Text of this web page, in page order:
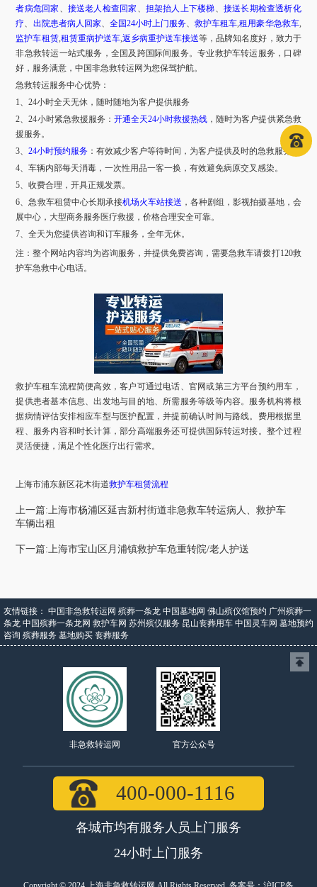
者病危回家 、 接送老人检查回家 、 担架抬人上下楼梯、 接送长期检查透析化
疗、 出院患者病人回家、 全国24小时上门服务、救护车租车,租用豪华急救车,
监护车租赁,租赁重病护送车,返乡病重护送车接送等，品牌知名度好，致力于
非急救转运一站式服务，全国及跨国际间服务。专业救护车转运服务，口碑
好，服务满意，中国非急救转运网为您保驾护航。
急救转运服务中心优势：
1、24小时全天无休，随时随地为客户提供服务
2、24小时紧急救援服务： 开通全天24小时救援热线 ，随时为客户提供紧急救
援服务。
3、24小时预约服务 ：有效减少客户等待时间，为客户提供及时的急救服务。
4、车辆内部每天消毒，一次性用品一客一换，有效避免病原交叉感染。
5、收费合理，开具正规发票。
6、急救车租赁中心长期承接机场火车站接送 ，各种剧组，影视拍摄基地，会
展中心，大型商务服务医疗救援，价格合理安全可靠。
7、全天为您提供咨询和订车服务，全年无休。
注：整个网站内容均为咨询服务，并提供免费咨询，需要急救车请拨打120救
护车急救中心电话。
救护车租车流程简便高效，客户可通过电话、官网或第三方平台预约用车，
提供患者基本信息、出发地与目的地、所需服务等级等内容。服务机构将根
据病情评估安排相应车型与医护配置，并提前确认时间与路线。费用根据里
程、服务内容和时长计算，部分高端服务还可提供国际转运对接。整个过程
灵活便捷，满足个性化医疗出行需求。
上海市浦东新区花木街道救护车租赁流程
上一篇:上海市杨浦区延吉新村街道非急救车转运病人、救护车
车辆出租
下一篇:上海市宝山区月浦镇救护车危重转院/老人护送
友情链接： 中国非急救转运网 殡葬一条龙 中国墓地网 佛山殡仪馆预约 广州殡葬一
条龙 中国殡葬一条龙网 救护车网 苏州殡仪服务 昆山丧葬用车 中国灵车网 墓地预约
咨询 殡葬服务 墓地购买 丧葬服务
非急救转运网 官方公众号
400-000-1116
各城市均有服务人员上门服务
24小时上门服务